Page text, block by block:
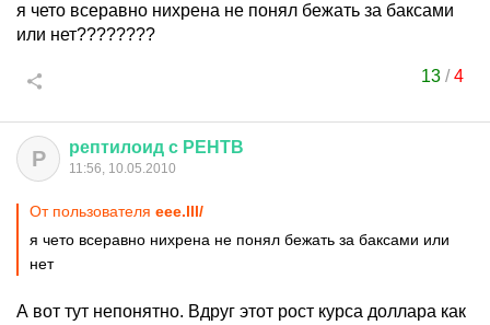
я чето всеравно нихрена не понял бежать за баксами
или нет????????
13 /4
Р рептилоид с РЕНТВ
11:56, 10.05.2010
От пользователя еее.lll/
я чето всеравно нихрена не понял бежать за баксами или
нет
А вот тут непонятно. Вдруг этот рост курса доллара как